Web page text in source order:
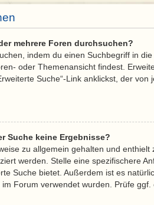
mehrere Foren durchsuchen?
indem du einen Suchbegriff in
oder Themenansicht findest.
Suche“-Link anklickst, der von
Suche keine Ergebnisse?
zu allgemein gehalten und enthielt
werden. Stelle eine spezifischere
Suche bietet. Außerdem ist es
Forum verwendet wurden. Prüfe